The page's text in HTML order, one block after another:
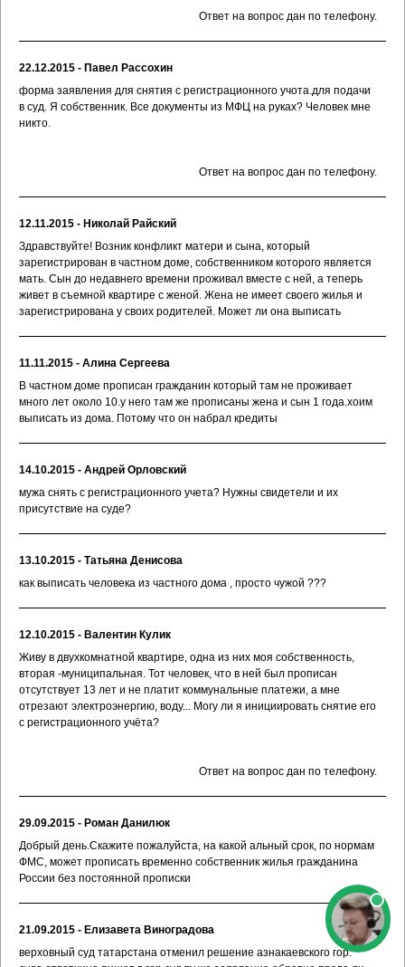
Ответ на вопрос дан по телефону.
22.12.2015 - Павел Рассохин
форма заявления для снятия с регистрационного учота.для подачи
в суд. Я собственник. Все документы из МФЦ на руках? Человек мне
никто.
Ответ на вопрос дан по телефону.
12.11.2015 - Николай Райский
Здравствуйте! Возник конфликт матери и сына, который
зарегистрирован в частном доме, собственником которого является
мать. Сын до недавнего времени проживал вместе с ней, а теперь
живет в съемной квартире с женой. Жена не имеет своего жилья и
зарегистрирована у своих родителей. Может ли она выписать
11.11.2015 - Алина Сергеева
В частном доме прописан гражданин который там не проживает
много лет около 10.у него там же прописаны жена и сын 1 года.хоим
выписать из дома. Потому что он набрал кредиты
14.10.2015 - Андрей Орловский
мужа снять с регистрационного учета? Нужны свидетели и их
присутствие на суде?
13.10.2015 - Татьяна Денисова
как выписать человека из частного дома , просто чужой ???
12.10.2015 - Валентин Кулик
Живу в двухкомнатной квартире, одна из них моя собственность,
вторая -муниципальная. Тот человек, что в ней был прописан
отсутствует 13 лет и не платит коммунальные платежи, а мне
отрезают электроэнергию, воду... Могу ли я инициировать снятие его
с регистрационного учёта?
Ответ на вопрос дан по телефону.
29.09.2015 - Роман Данилюк
Добрый день.Скажите пожалуйста, на какой альный срок, по нормам
ФМС, может прописать временно собственник жилья гражданина
России без постоянной прописки
21.09.2015 - Елизавета Виноградова
верховный суд татарстана отменил решение азнакаевского гор.